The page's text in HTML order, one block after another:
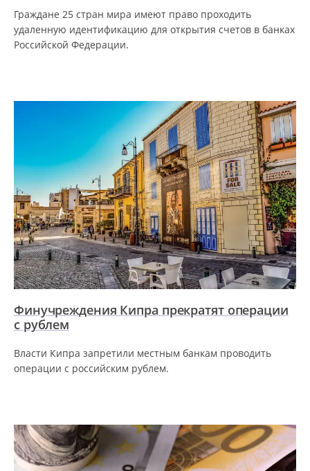
Граждане 25 стран мира имеют право проходить
удаленную идентификацию для открытия счетов в банках
Российской Федерации.
Финучреждения Кипра прекратят операции
с рублем
Власти Кипра запретили местным банкам проводить
операции с российским рублем.